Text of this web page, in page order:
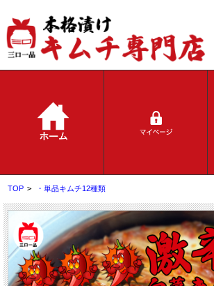
TOP > ・単品キムチ12種類